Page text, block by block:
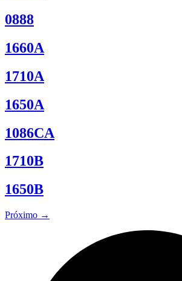
0888
1660A
1710A
1650A
1086CA
1710B
1650B
Próximo →